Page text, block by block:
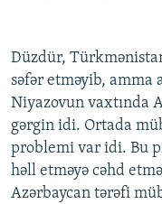
Düzdür,
səfər etməyib, amma
Niyazovun vaxtında
gərgin idi. Ortada
problemi var idi. Bu
həll etməyə cəhd
Azərbaycan tərəfi